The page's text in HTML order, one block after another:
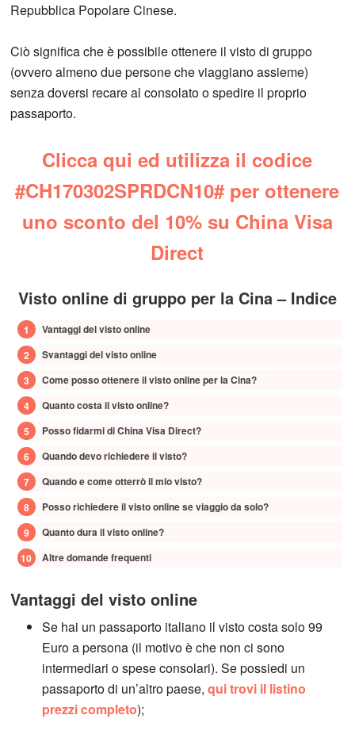
Repubblica Popolare Cinese.
Ciò significa che è possibile ottenere il visto di gruppo
(ovvero almeno due persone che viaggiano assieme)
senza doversi recare al consolato o spedire il proprio
passaporto.
Clicca qui ed utilizza il codice
#CH170302SPRDCN10# per ottenere
uno sconto del 10% su China Visa
Direct
Visto online di gruppo per la Cina – Indice
Vantaggi del visto online
Svantaggi del visto online
Come posso ottenere il visto online per la Cina?
Quanto costa il visto online?
Posso fidarmi di China Visa Direct?
Quando devo richiedere il visto?
Quando e come otterrò il mio visto?
Posso richiedere il visto online se viaggio da solo?
Quanto dura il visto online?
Altre domande frequenti
Vantaggi del visto online
Se hai un passaporto italiano il visto costa solo 99
Euro a persona (il motivo è che non ci sono
intermediari o spese consolari). Se possiedi un
passaporto di un’altro paese,qui trovi il listino
prezzi completo);